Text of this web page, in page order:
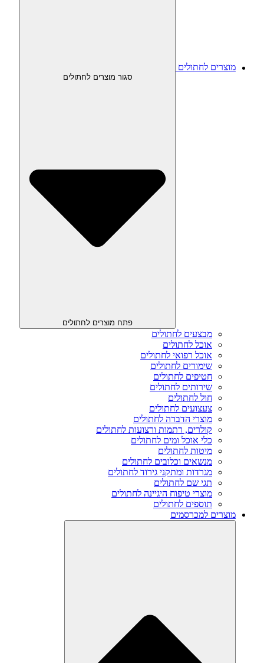
מוצרים לחתולים
סגור מוצרים לחתולים
פתח מוצרים לחתולים
מבצעים לחתולים
אוכל לחתולים
אוכל רפואי לחתולים
שימורים לחתולים
חטיפים לחתולים
שירותים לחתולים
חול לחתולים
צעצועים לחתולים
מוצרי הדברה לחתולים
קולרים, רתמות ורצועות לחתולים
כלי אוכל ומים לחתולים
מיטות לחתולים
מנשאים וכלובים לחתולים
מגרדות ומתקני גירוד לחתולים
תגי שם לחתולים
מוצרי טיפוח היגיינה לחתולים
תוספים לחתולים
מוצרים למכרסמים